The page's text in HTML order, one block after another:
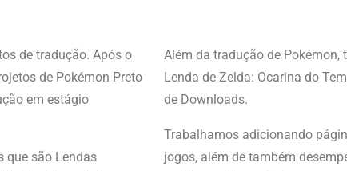
de tradução. Após o
de Pokémon Preto
em estágio
que são Lendas
Além da tradução de
Lenda de Zelda: Ocarina do
de Downloads.
Trabalhamos adicionando
jogos, além de também